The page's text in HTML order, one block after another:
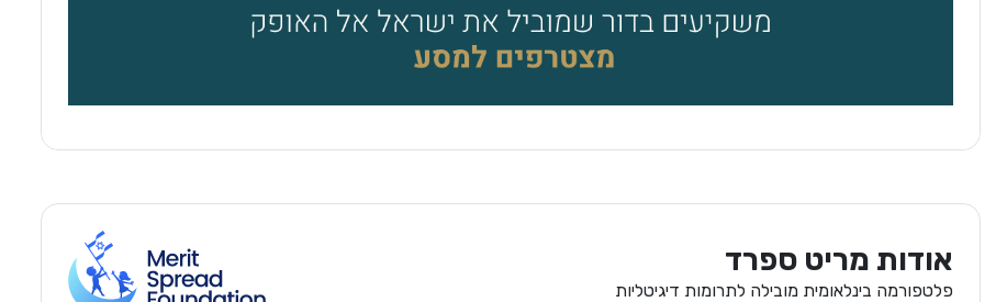
אודות מריט ספרד
פלטפורמה בינלאומית מובילה לתרומות דיגיטליות